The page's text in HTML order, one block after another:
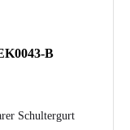
B
Schultergurt